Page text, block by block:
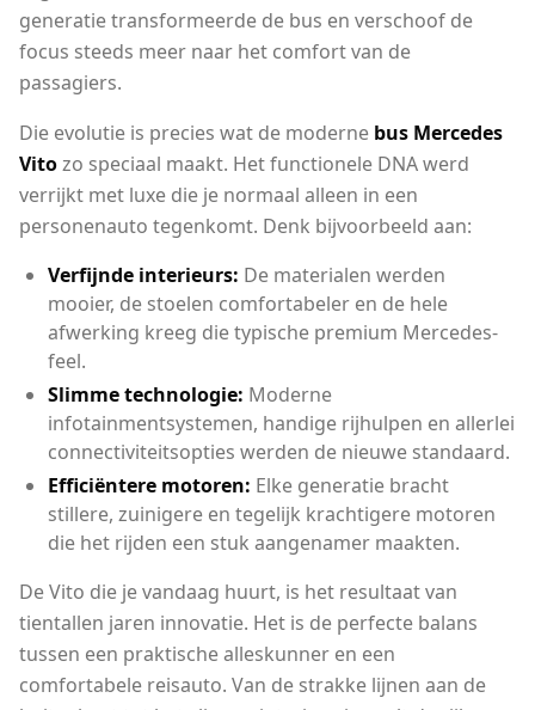
generatie transformeerde de bus en verschoof de
focus steeds meer naar het comfort van de
passagiers.
Die evolutie is precies wat de moderne bus Mercedes
Vitozo speciaal maakt. Het functionele DNA werd
verrijkt met luxe die je normaal alleen in een
personenauto tegenkomt. Denk bijvoorbeeld aan:
Verfijnde interieurs: De materialen werden
mooier, de stoelen comfortabeler en de hele
afwerking kreeg die typische premium Mercedes-
feel.
Slimme technologie: Moderne
infotainmentsystemen, handige rijhulpen en allerlei
connectiviteitsopties werden de nieuwe standaard.
Efficiëntere motoren: Elke generatie bracht
stillere, zuinigere en tegelijk krachtigere motoren
die het rijden een stuk aangenamer maakten.
De Vito die je vandaag huurt, is het resultaat van
tientallen jaren innovatie. Het is de perfecte balans
tussen een praktische alleskunner en een
comfortabele reisauto. Van de strakke lijnen aan de